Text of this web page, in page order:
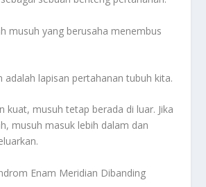
musuh yang berusaha menembus
adalah lapisan pertahanan tubuh kita.
kuat, musuh tetap berada di luar. Jika
musuh masuk lebih dalam dan
Enam Meridian Dibanding